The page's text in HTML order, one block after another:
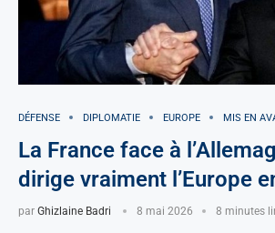
DÉFENSE DIPLOMATIE EUROPE MIS EN
La France face à
dirige vraiment l’Europe
par Ghizlaine Badri 8 mai 2026 8 minutes